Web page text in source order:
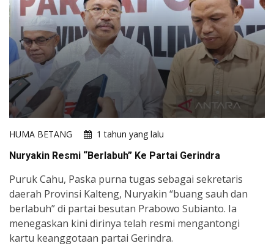
HUMA BETANG
1 tahun yang lalu
Nuryakin Resmi “Berlabuh” Ke Partai Gerindra
Puruk Cahu, Paska purna tugas sebagai sekretaris
daerah Provinsi Kalteng, Nuryakin “buang sauh dan
berlabuh” di partai besutan Prabowo Subianto. Ia
menegaskan kini dirinya telah resmi mengantongi
kartu keanggotaan partai Gerindra.